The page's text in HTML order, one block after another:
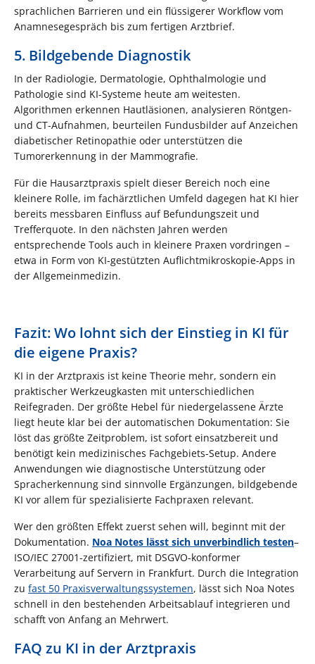
sprachlichen Barrieren und ein flüssigerer Workflow vom
Anamnesegespräch bis zum fertigen Arztbrief.
5. Bildgebende Diagnostik
In der Radiologie, Dermatologie, Ophthalmologie und
Pathologie sind KI-Systeme heute am weitesten.
Algorithmen erkennen Hautläsionen, analysieren Röntgen-
und CT-Aufnahmen, beurteilen Fundusbilder auf Anzeichen
diabetischer Retinopathie oder unterstützen die
Tumorerkennung in der Mammografie.
Für die Hausarztpraxis spielt dieser Bereich noch eine
kleinere Rolle, im fachärztlichen Umfeld dagegen hat KI hier
bereits messbaren Einfluss auf Befundungszeit und
Trefferquote. In den nächsten Jahren werden
entsprechende Tools auch in kleinere Praxen vordringen –
etwa in Form von KI-gestützten Auflichtmikroskopie-Apps in
der Allgemeinmedizin.
Fazit: Wo lohnt sich der Einstieg in KI für
die eigene Praxis?
KI in der Arztpraxis ist keine Theorie mehr, sondern ein
praktischer Werkzeugkasten mit unterschiedlichen
Reifegraden. Der größte Hebel für niedergelassene Ärzte
liegt heute klar bei der automatischen Dokumentation: Sie
löst das größte Zeitproblem, ist sofort einsatzbereit und
benötigt kein medizinisches Fachgebiets-Setup. Andere
Anwendungen wie diagnostische Unterstützung oder
Spracherkennung sind sinnvolle Ergänzungen, bildgebende
KI vor allem für spezialisierte Fachpraxen relevant.
Wer den größten Effekt zuerst sehen will, beginnt mit der
Dokumentation. Noa Notes lässt sich unverbindlich testen–
ISO/IEC 27001-zertifiziert, mit DSGVO-konformer
Verarbeitung auf Servern in Frankfurt. Durch die Integration
zu fast 50 Praxisverwaltungssystemen, lässt sich Noa Notes
schnell in den bestehenden Arbeitsablauf integrieren und
schafft von Anfang an Mehrwert.
FAQ zu KI in der Arztpraxis